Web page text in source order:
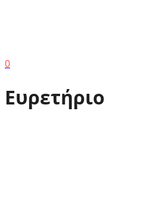
0
Ευρετήριο